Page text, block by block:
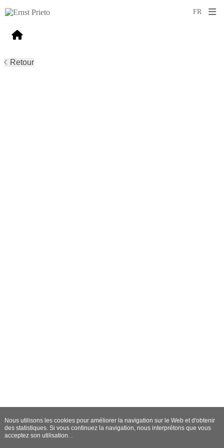
Retour
Nous utilisons les cookies pour améliorer la navigation sur le Web et d'obtenir
des statistiques. Si vous continuez la navigation, nous interprétons que vous
acceptez son utilisation. .